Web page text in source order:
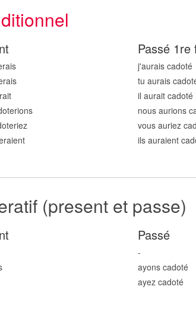
erions
eriez
Passé 1re
j'aurais cadoté
tu aurais cadot
il aurait cadoté
nous aurions
vous auriez
ils auraient
(present et passe)
Passé
-
ayons cadoté
ayez cadoté